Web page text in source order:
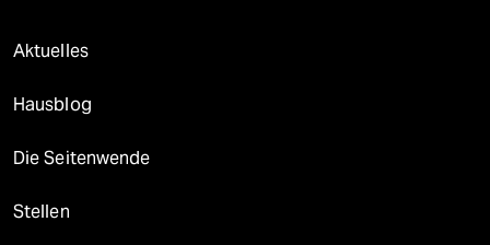
Aktuelles
Hausblog
Die Seitenwende
Stellen